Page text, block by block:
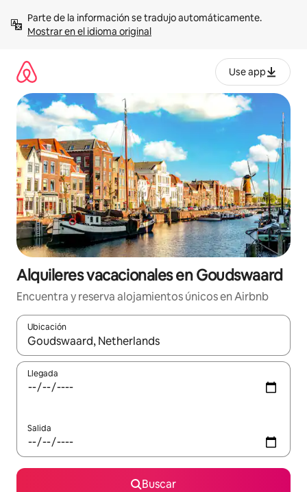
contenidoMostrar en el idioma original
Use app
Alquileres vacacionales en Goudswaard
Encuentra y reserva alojamientos únicos en Airbnb
Ubicación
Cuando los resultados estén disponibles, navega con las
Llegada
Salida
Buscar